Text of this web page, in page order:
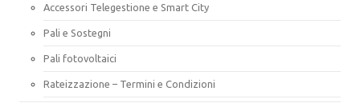
Accessori Telegestione e Smart City
Pali e Sostegni
Pali fotovoltaici
Rateizzazione – Termini e Condizioni